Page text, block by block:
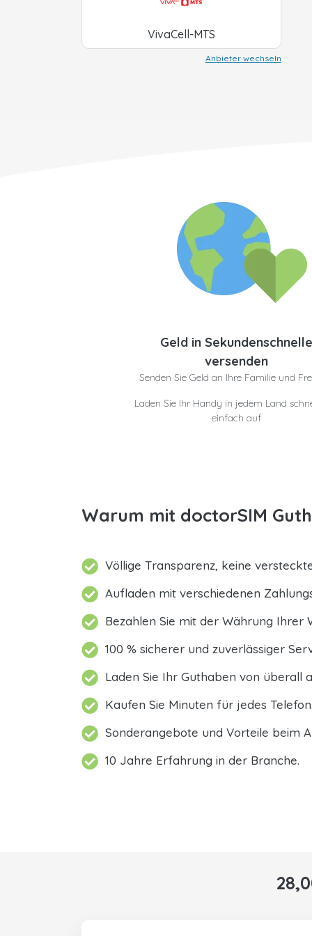
VivaCell-MTS
Anbieter wechseln
Geld in Sekundenschnelle
versenden
Senden Sie Geld an Ihre Familie und
Laden Sie Ihr Handy in jedem Land
einfach auf
Warum mit doctorSIM
Völlige Transparenz, keine
Aufladen mit verschiedenen
Bezahlen Sie mit der Währung Ihrer
100 % sicherer und zuverlässiger
Laden Sie Ihr Guthaben von überall
Kaufen Sie Minuten für jedes
Sonderangebote und Vorteile beim
10 Jahre Erfahrung in der Branche.